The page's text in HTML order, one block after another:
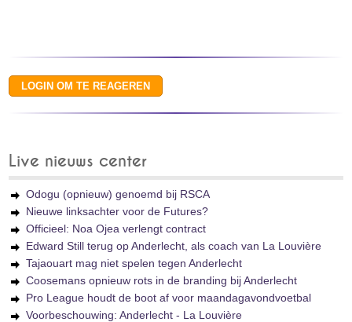
Live nieuws center
Odogu (opnieuw) genoemd bij RSCA
Nieuwe linksachter voor de Futures?
Officieel: Noa Ojea verlengt contract
Edward Still terug op Anderlecht, als coach van La Louvière
Tajaouart mag niet spelen tegen Anderlecht
Coosemans opnieuw rots in de branding bij Anderlecht
Pro League houdt de boot af voor maandagavondvoetbal
Voorbeschouwing: Anderlecht - La Louvière